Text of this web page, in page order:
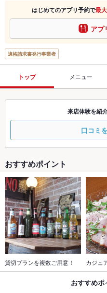
はじめてのアプリ予約で最大
アプ
適格請求書発行事業者
トップ メニュー
来店体験を紹
口コミ
おすすめポイント
貸切プランを複数ご用意！ カジュ
おすすめポ